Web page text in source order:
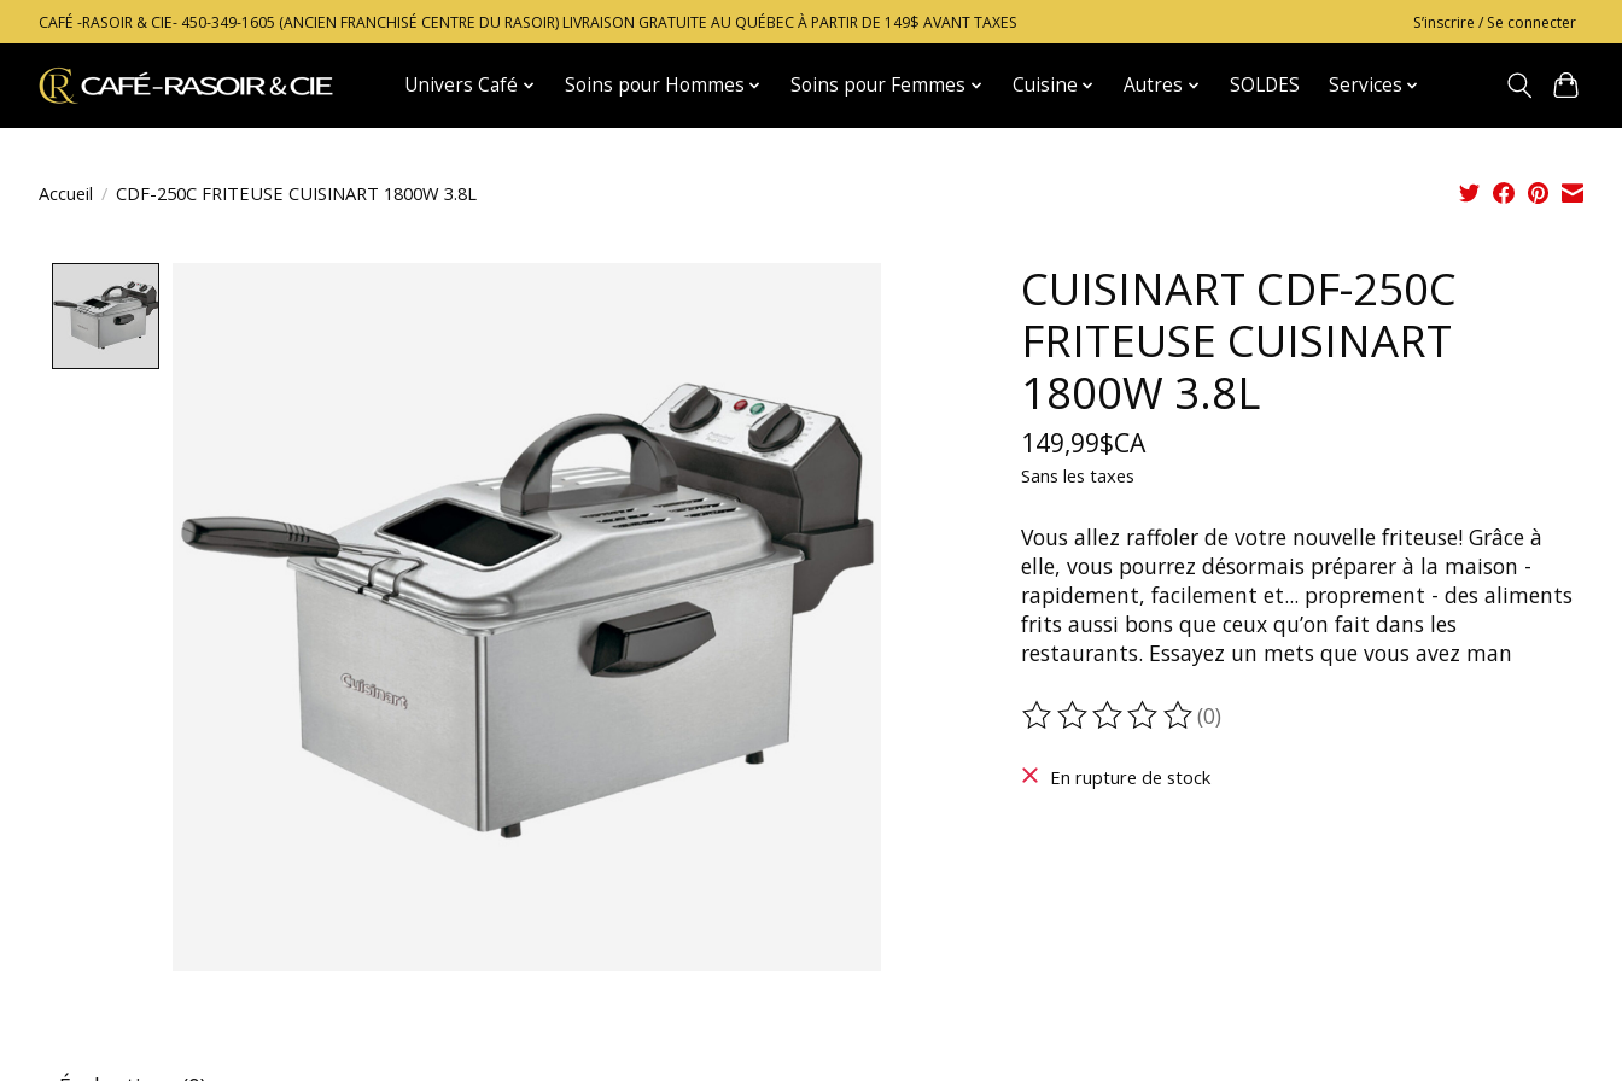
CAFÉ -RASOIR & CIE- 450-349-1605 (ANCIEN FRANCHISÉ CENTRE DU RASOIR) LIVRAISON GRATUITE AU QUÉBEC À PARTIR DE 149$ AVANT TAXES S’inscrire / Se connecter
Univers Café Soins pour Hommes Soins pour Femmes Cuisine Autres SOLDES Services
Accueil / CDF-250C FRITEUSE CUISINART 1800W 3.8L
CUISINART CDF-250C
FRITEUSE CUISINART
1800W 3.8L
149,99$CA
Sans les taxes
Vous allez raffoler de votre nouvelle friteuse! Grâce à
elle, vous pourrez désormais préparer à la maison -
rapidement, facilement et... proprement - des aliments
frits aussi bons que ceux qu’on fait dans les
restaurants. Essayez un mets que vous avez man
Ce produit est évalué à
(0)
En rupture de stock